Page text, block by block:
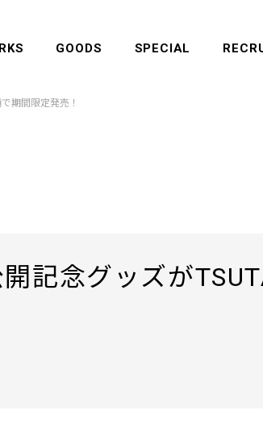
GOODS SPECIAL
期間限定発売！
記念グッズが